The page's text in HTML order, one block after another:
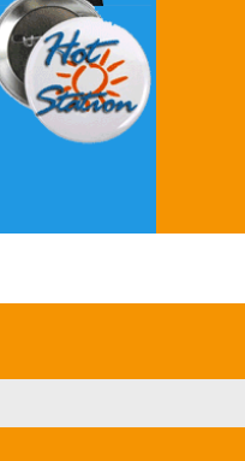
Grey's Anatomy